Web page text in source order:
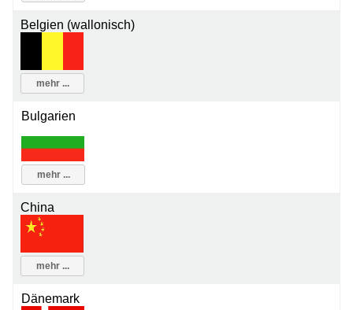
Belgien (wallonisch)
mehr ...
Bulgarien
mehr ...
China
mehr ...
Dänemark